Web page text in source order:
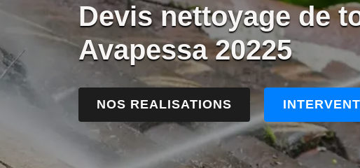
Devis nettoyage de
Avapessa 20225
NOS REALISATIONS